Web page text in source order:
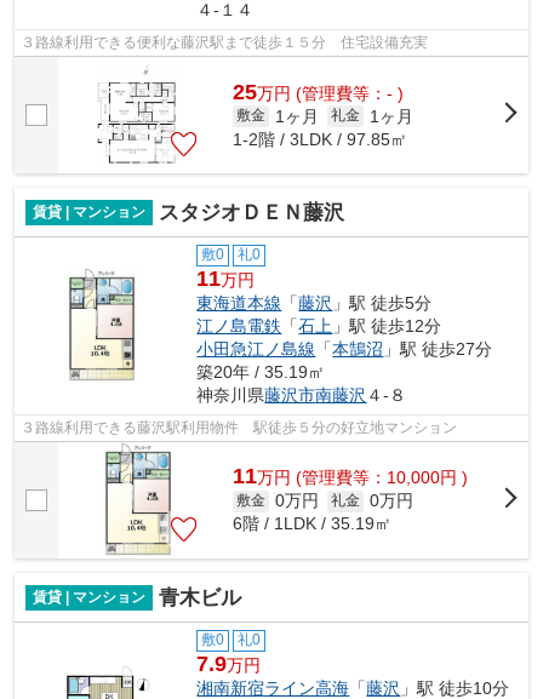
４-１４
３路線利用できる便利な藤沢駅まで徒歩１５分 住宅設備充実
25万円 (管理費等：- )
敷金 1ヶ月 礼金
1ヶ月
1-2階 / 3LDK / 97.85㎡
賃貸 | マンション スタジオＤＥＮ藤沢
敷0 礼0
11万円
東海道本線 「藤沢 」駅 徒歩5分
江ノ島電鉄 「石上 」駅 徒歩12分
小田急江ノ島線 「本鵠沼 」駅 徒歩27分
築20年 / 35.19㎡
神奈川県藤沢市南藤沢 ４-８
３路線利用できる藤沢駅利用物件 駅徒歩５分の好立地マンション
11万円 (管理費等：10,000円 )
敷金 0万円 礼金 0万円
6階 / 1LDK / 35.19㎡
賃貸 | マンション 青木ビル
敷0 礼0
7.9万円
湘南新宿ライン高海 「藤沢 」駅 徒歩10分